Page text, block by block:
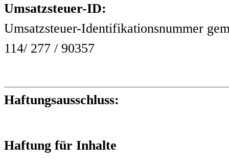
Umsatzsteuer-ID:
Umsatzsteuer-Identifikationsnummer
114/ 277 / 90357
Haftungsausschluss:
Haftung für Inhalte